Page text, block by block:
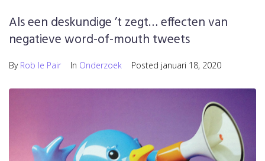
Als een deskundige ’t zegt… effecten van
negatieve word-of-mouth tweets
By Rob le Pair In Onderzoek Posted januari 18, 2020